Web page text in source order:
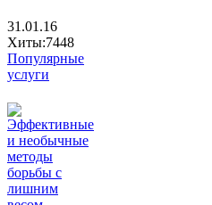
31.01.16
Хиты:7448
Популярные
услуги